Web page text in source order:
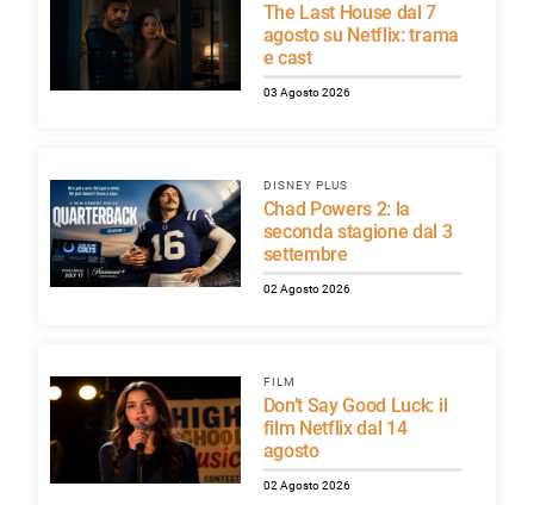
The Last House dal 7
agosto su Netflix: trama
e cast
03 Agosto 2026
DISNEY PLUS
Chad Powers 2: la
seconda stagione dal 3
settembre
02 Agosto 2026
FILM
Don’t Say Good Luck: il
film Netflix dal 14
agosto
02 Agosto 2026